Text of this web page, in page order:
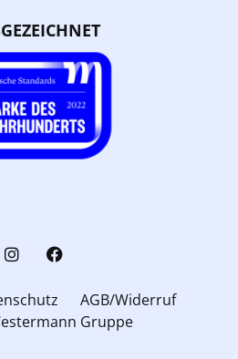
AGB/Widerruf
Gruppe